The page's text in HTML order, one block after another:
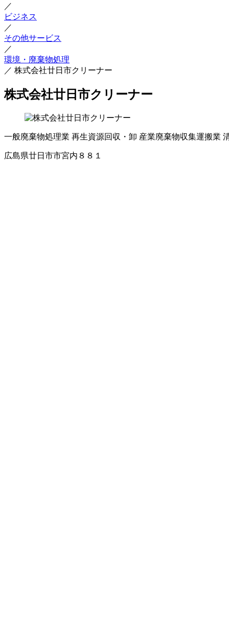
／
ビジネス
／
その他サービス
／
環境・廃棄物処理
／ 株式会社廿日市クリーナー
株式会社廿日市クリーナー
一般廃棄物処理業 再生資源回収・卸 産業廃棄物収集運搬業
広島県廿日市市宮内８８１